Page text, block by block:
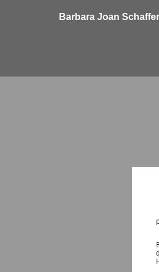
Barbara Joan Schaffer